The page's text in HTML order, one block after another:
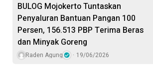
BULOG Mojokerto Tuntaskan
Penyaluran Bantuan Pangan 100
Persen, 156.513 PBP Terima Beras
dan Minyak Goreng
Raden Agung 19/06/2026